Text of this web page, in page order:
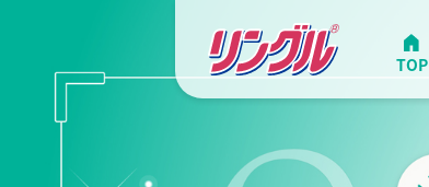
TOP